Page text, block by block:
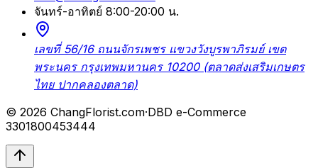
จันทร์-อาทิตย์ 8:00-20:00 น.
เลขที่ 56/16 ถนนจักรเพชร แขวงวังบูรพาภิรมย์ เขต
พระนคร กรุงเทพมหานคร 10200 (ตลาดส่งเสริมเกษตร
ไทย ปากคลองตลาด)
© 2026 ChangFlorist.com·DBD e-Commerce
3301800453444